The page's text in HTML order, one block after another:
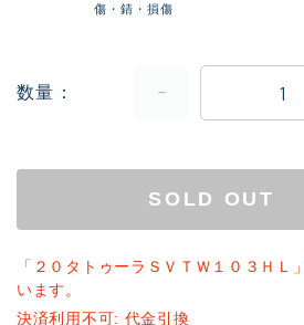
傷・錆・損傷
数量
SOLD OUT
「２０タトゥーラＳＶＴＷ１０３ＨＬ
います。
決済利用不可: 代金引換